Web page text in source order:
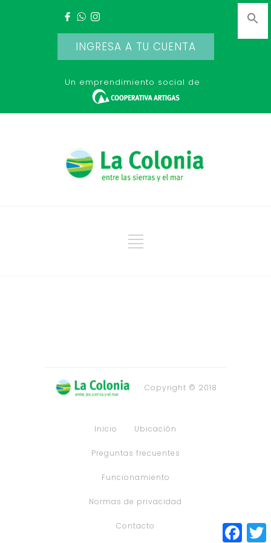
INGRESA A TU CUENTA
Un emprendimiento social de
Copyright © 2018
Inicio Ubicación
Preguntas frecuentes
Funcionamiento
Normas de privacidad
Contacto